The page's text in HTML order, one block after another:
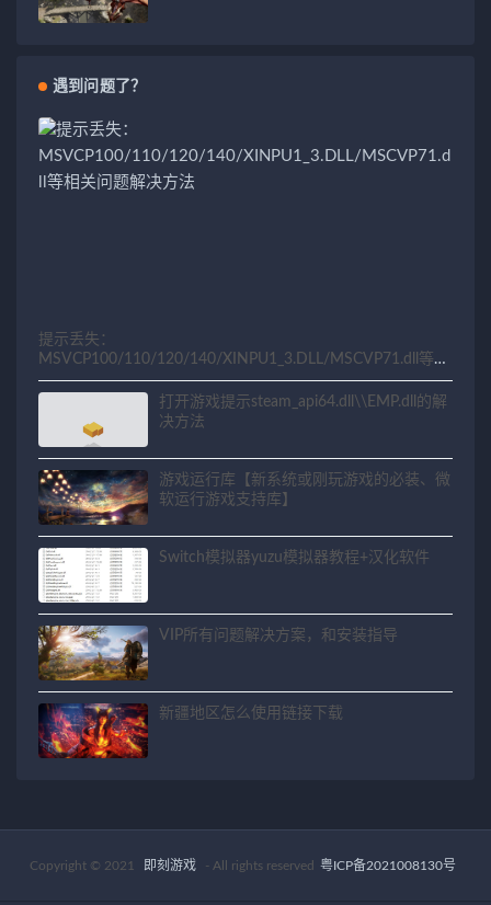
遇到问题了？
提示丢失：
MSVCP100/110/120/140/XINPU1_3.DLL/MSCVP71.dll等相
关问题解决方法
打开游戏提示steam_api64.dll\\EMP.dll的解
决方法
游戏运行库【新系统或刚玩游戏的必装、微
软运行游戏支持库】
Switch模拟器yuzu模拟器教程+汉化软件
VIP所有问题解决方案，和安装指导
新疆地区怎么使用链接下载
Copyright © 2021 即刻游戏 - All rights reserved 粤ICP备2021008130号